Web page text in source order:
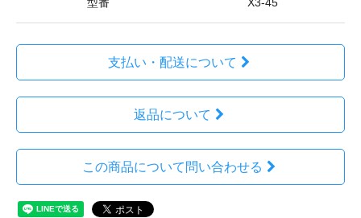
型番 X3-45
支払い・配送について
返品について
この商品について問い合わせる